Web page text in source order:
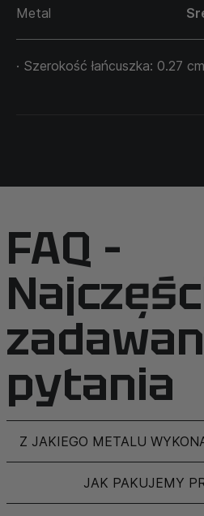
Metal
· Szerokość łańcuszka: 0.27 cm
FAQ –
pytania
Z JAKIEGO METALU
JAK PAKUJEMY